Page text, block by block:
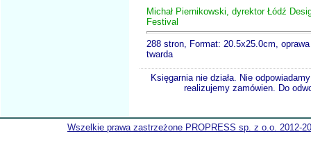
Michał Piernikowski, dyrektor Łódź
Festival
288 stron, Format: 20.5x25.0cm, oprawa
twarda
Księgarnia nie działa. Nie
realizujemy zamówien. Do
Wszelkie prawa zastrzeżone PROPRESS sp. z o.o. 2012-